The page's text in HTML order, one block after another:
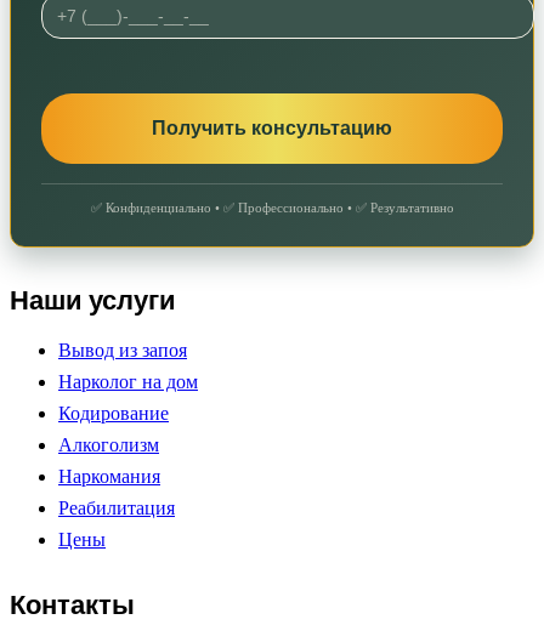
✅ Конфиденциально • ✅ Профессионально • ✅ Результативно
Наши услуги
Вывод из запоя
Нарколог на дом
Кодирование
Алкоголизм
Наркомания
Реабилитация
Цены
Контакты